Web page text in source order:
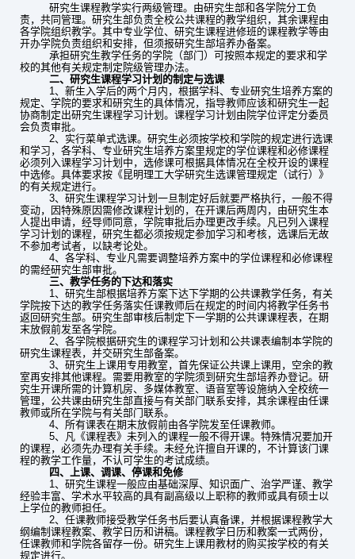
研究生课程教学实行两级管理。由研究生部和各学院分工负
责，共同管理。研究生部负责全校公共课程的教学组织，其余课程由
各学院组织教学。其中专业学位、研究生课程进修班的课程教学等由
开办学院负责组织和安排，但须报研究生部培养办备案。
承担研究生教学任务的学院（部门）可按照本规定的要求和学
校的其他有关规定制定院级管理办法。
二、研究生课程学习计划的制定与选课
1、新生入学后的两个月内，根据学科、专业研究生培养方案的
规定、学院的要求和研究生的具体情况，指导教师应该和研究生一起
协商制定出研究生课程学习计划。课程学习计划由院学位评定分委员
会负责审批。
2、实行菜单式选课。研究生必须按学校和学院的规定进行选课
和学习，各学科、专业研究生培养方案里规定的学位课程和必修课程
必须列入课程学习计划中，选修课可根据具体情况在全校开设的课程
中选修。具体要求按《昆明理工大学研究生选课管理规定（试行）》
的有关规定进行。
3、研究生课程学习计划一旦制定好后就要严格执行，一般不得
变动，因特殊原因需修改课程计划的，在开课后两周内，由研究生本
人提出申请，经导师同意，学院审批后办理更改手续。凡已列入课程
学习计划的课程，研究生都必须按规定参加学习和考核，选课后无故
不参加考试者，以缺考论处。
4、各学科、专业凡需要调整培养方案中的学位课程和必修课程
的需经研究生部审批。
三、教学任务的下达和落实
1、研究生部根据培养方案下达下学期的公共课教学任务，有关
学院按下达的教学任务落实任课教师后在规定的时间内将教学任务书
返回研究生部。研究生部审核后制定下一学期的公共课课程表，在期
末放假前发至各学院。
2、各学院根据研究生的课程学习计划和公共课表编制本学院的
研究生课程表，并交研究生部备案。
3、研究生上课用专用教室，首先保证公共课上课用，空余的教
室再安排其他课程。需要用教室的学院须到研究生部培养办登记。研
究生开课所需的计算机房、多媒体教室、语音室等设施纳入全校统一
管理，公共课由研究生部直接与有关部门联系安排，其余课程由任课
教师或所在学院与有关部门联系。
4、所有课表在期末放假前由各学院发至任课教师。
5、凡《课程表》未列入的课程一般不得开课。特殊情况要加开
的课程，必须先办理有关手续。未经允许擅自开课的，不计算该门课
程的教学工作量，不认可学生的考试成绩。
四、上课、调课、停课和免修
1、研究生课程一般应由基础深厚、知识面广、治学严谨、教学
经验丰富、学术水平较高的具有副高级以上职称的教师或具有硕士以
上学位的教师担任。
2、任课教师接受教学任务书后要认真备课，并根据课程教学大
纲编制课程教案、教学日历和讲稿。课程教学日历和教案一式两份，
任课教师和学院各留存一份。研究生上课用教材的购买按学校的有关
规定进行。